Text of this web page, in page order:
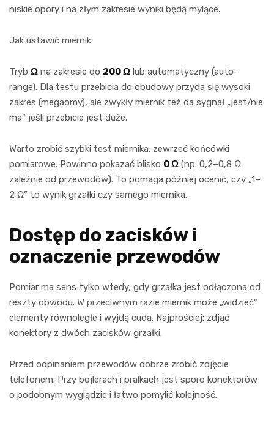
niskie opory i na złym zakresie wyniki będą mylące.
Jak ustawić miernik:
Tryb Ω na zakresie do 200 Ω lub automatyczny (auto-
range). Dla testu przebicia do obudowy przyda się wysoki
zakres (megaomy), ale zwykły miernik też da sygnał „jest/nie
ma” jeśli przebicie jest duże.
Warto zrobić szybki test miernika: zewrzeć końcówki
pomiarowe. Powinno pokazać blisko 0 Ω (np. 0,2–0,8 Ω
zależnie od przewodów). To pomaga później ocenić, czy „1–
2 Ω” to wynik grzałki czy samego miernika.
Dostęp do zacisków i
oznaczenie przewodów
Pomiar ma sens tylko wtedy, gdy grzałka jest odłączona od
reszty obwodu. W przeciwnym razie miernik może „widzieć”
elementy równoległe i wyjdą cuda. Najprościej: zdjąć
konektory z dwóch zacisków grzałki.
Przed odpinaniem przewodów dobrze zrobić zdjęcie
telefonem. Przy bojlerach i pralkach jest sporo konektorów
o podobnym wyglądzie i łatwo pomylić kolejność.